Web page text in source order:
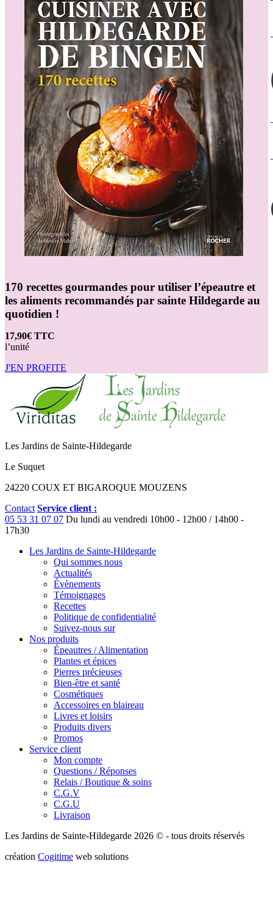
170 recettes gourmandes pour utiliser l’épeautre et
les aliments recommandés par sainte Hildegarde au
quotidien !
17,90€ TTC
l’unité
J'EN PROFITE
Les Jardins de Sainte-Hildegarde
Le Suquet
24220 COUX ET BIGAROQUE MOUZENS
Contact Service client :
05 53 31 07 07 Du lundi au vendredi 10h00 - 12h00 / 14h00 -
17h30
Les Jardins de Sainte-Hildegarde
Qui sommes nous
Actualités
Évènements
Témoignages
Recettes
Politique de confidentialité
Suivez-nous sur
Nos produits
Épeautres / Alimentation
Plantes et épices
Pierres précieuses
Bien-être et santé
Cosmétiques
Accessoires en blaireau
Livres et loisirs
Produits divers
Promos
Service client
Mon compte
Questions / Réponses
Relais / Boutique & soins
C.G.V
C.G.U
Livraison
Les Jardins de Sainte-Hildegarde 2026 © - tous droits réservés
création Cogitime web solutions